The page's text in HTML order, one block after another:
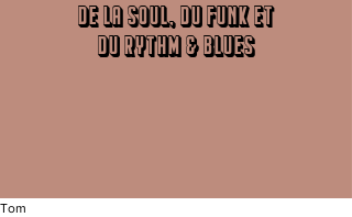
de la Soul, du Funk et
du Rythm & Blues
Tom